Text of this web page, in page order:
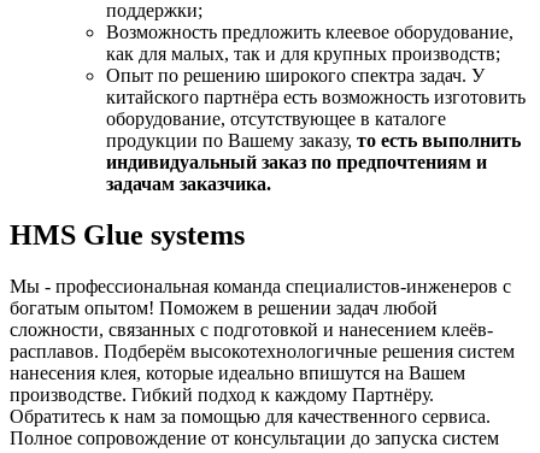
поддержки;
Возможность предложить клеевое оборудование,
как для малых, так и для крупных производств;
Опыт по решению широкого спектра задач. У
китайского партнёра есть возможность изготовить
оборудование, отсутствующее в каталоге
продукции по Вашему заказу, то есть выполнить
индивидуальный заказ по предпочтениям и
задачам заказчика.
HMS Glue systems
Мы - профессиональная команда специалистов-инженеров с
богатым опытом! Поможем в решении задач любой
сложности, связанных с подготовкой и нанесением клеёв-
расплавов. Подберём высокотехнологичные решения систем
нанесения клея, которые идеально впишутся на Вашем
производстве. Гибкий подход к каждому Партнёру.
Обратитесь к нам за помощью для качественного сервиса.
Полное сопровождение от консультации до запуска систем